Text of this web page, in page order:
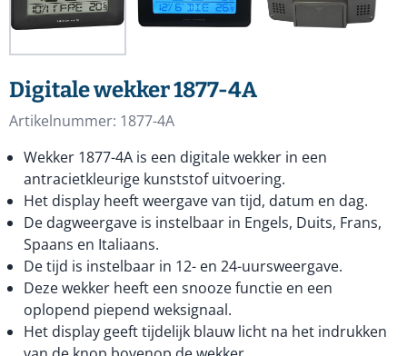
Digitale wekker 1877-4A
Artikelnummer: 1877-4A
Wekker 1877-4A is een digitale wekker in een
antracietkleurige kunststof uitvoering.
Het display heeft weergave van tijd, datum en dag.
De dagweergave is instelbaar in Engels, Duits, Frans,
Spaans en Italiaans.
De tijd is instelbaar in 12- en 24-uursweergave.
Deze wekker heeft een snooze functie en een
oplopend piepend weksignaal.
Het display geeft tijdelijk blauw licht na het indrukken